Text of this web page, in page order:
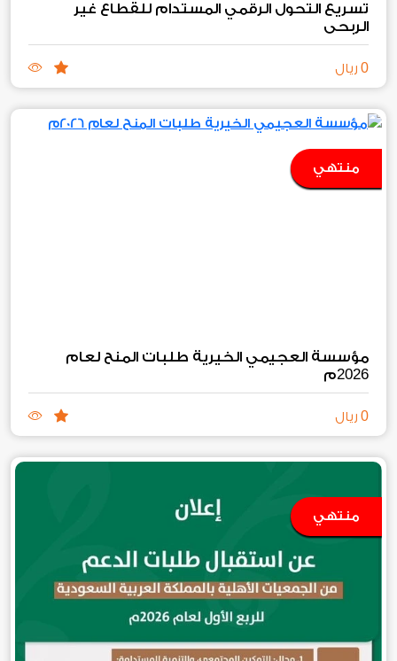
تسريع التحول الرقمي المستدام للقطاع غير
الربحي
0 ريال
منتهي
مؤسسة العجيمي الخيرية طلبات المنح لعام
2026م
0 ريال
منتهي